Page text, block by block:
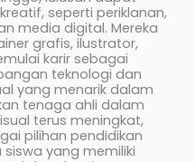
seperti periklanan,
media digital. Mereka
grafis, ilustrator,
karir sebagai
teknologi dan
yang menarik dalam
tenaga ahli dalam
terus meningkat,
pilihan pendidikan
yang memiliki